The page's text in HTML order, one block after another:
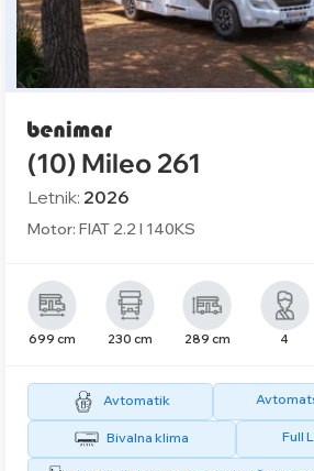
(10) Mileo 261
Letnik: 2026
Motor: FIAT 2.2 l 140KS
699 cm 230 cm 289 cm 4
Avtomatik
Bivalna klima Full